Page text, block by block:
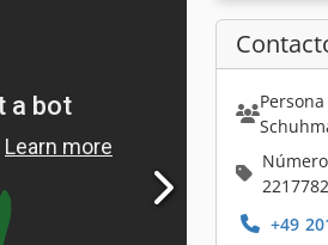
+49